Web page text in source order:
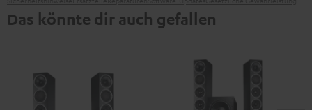
Das könnte dir auch gefallen